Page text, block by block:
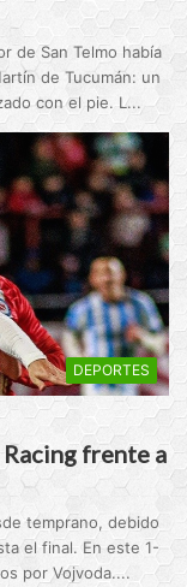
de San Telmo había
de Tucumán: un
con el pie. L...
DEPORTES
frente a
temprano, debido
el final. En este 1-
por Vojvoda....